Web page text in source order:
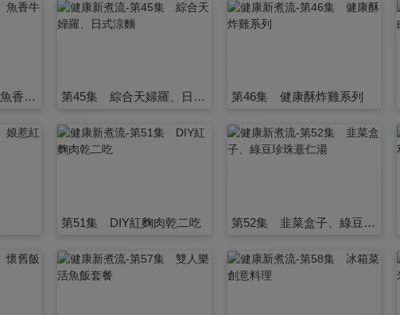
第44集 魚香牛腩、魚香烘蛋豆腐 第45集 綜合天婦羅、日式涼麵 第46集 健康酥炸雞系列
第51集 DIY紅麴肉乾二吃 第52集 韭菜盒子、綠豆珍珠薏仁湯